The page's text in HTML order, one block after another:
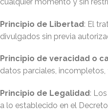
Principio de Libertad: El
divulgados sin previa
Principio de veracidad o
datos parciales,
Principio de Legalidad:
a lo establecido en el